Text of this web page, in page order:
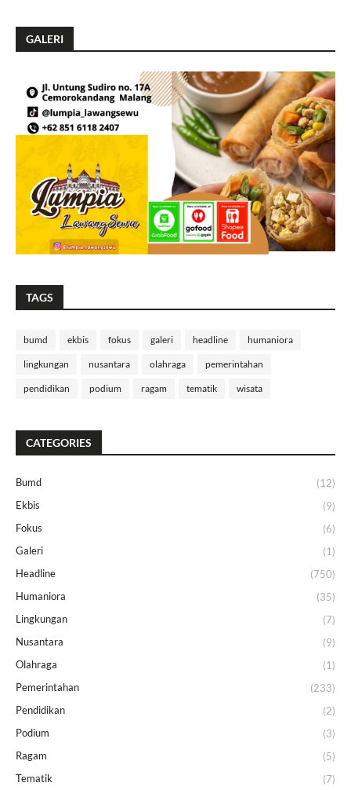
GALERI
TAGS
bumd ekbis fokus galeri headline humaniora
lingkungan nusantara olahraga pemerintahan
pendidikan podium ragam tematik wisata
CATEGORIES
Bumd
(12)
Ekbis
(9)
Fokus
(6)
Galeri
(1)
Headline
(750)
Humaniora
(35)
Lingkungan
(7)
Nusantara
(9)
Olahraga
(1)
Pemerintahan
(233)
Pendidikan
(2)
Podium
(3)
Ragam
(5)
Tematik
(7)